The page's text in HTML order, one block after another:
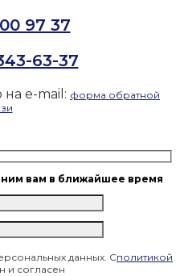
97 37
63-37
e-mail: форма обратной
вам в ближайшее время
данных. Сполитикой
и согласен